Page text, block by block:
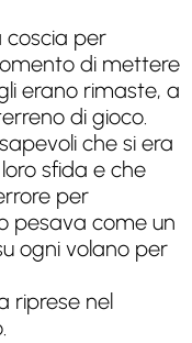
coscia per
di mettere
erano rimaste, a
di gioco.
che si era
sfida e che
per
pesava come un
ogni volano per
riprese nel